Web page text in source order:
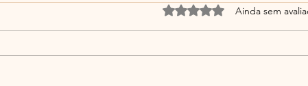
Avaliado com 0 de 5
Ainda sem